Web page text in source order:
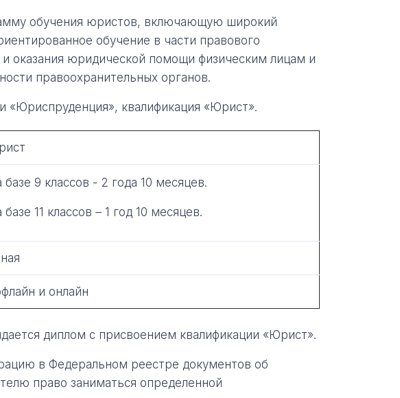
обучения юристов, включающую широкий
обучение в части правового
и оказания юридической помощи физическим лицам и
правоохранительных органов.
«Юриспруденция», квалификация «Юрист».
базе 9 классов - 2 года 10 месяцев.
базе 11 классов – 1 год 10 месяцев.
и онлайн
диплом с присвоением квалификации «Юрист».
в Федеральном реестре документов об
право заниматься определенной